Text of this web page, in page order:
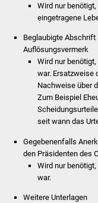
Wird nur
eingetragene
Beglaubigte Abschrift
Auflösungsvermerk
Wird nur
war. Ersatzweise
Nachweise über
Zum Beispiel
seit wann das
Gegebenenfalls
den Präsidenten des
Wird nur
war.
Weitere Unterlagen